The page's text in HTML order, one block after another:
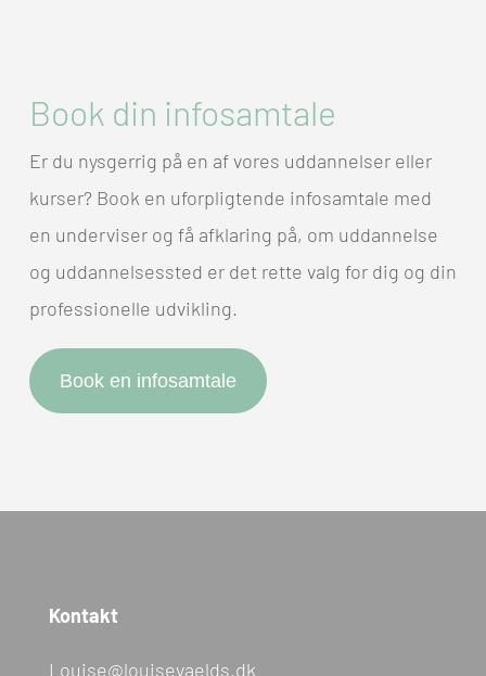
Book din infosamtale
Er du nysgerrig på en af vores uddannelser eller
kurser? Book en uforpligtende infosamtale med
en underviser og få afklaring på, om uddannelse
og uddannelsessted er det rette valg for dig og din
professionelle udvikling.
Book en infosamtale
Kontakt
Louise@louisevaelds.dk